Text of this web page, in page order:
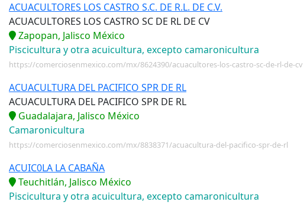
ACUACULTORES LOS CASTRO S.C. DE R.L. DE C.V.
ACUACULTORES LOS CASTRO SC DE RL DE CV
Zapopan, Jalisco México
Piscicultura y otra acuicultura, excepto camaronicultura
https://comerciosenmexico.com/mx/8624390/acuacultores-los-castro-sc-de-rl-de-cv
ACUACULTURA DEL PACIFICO SPR DE RL
ACUACULTURA DEL PACIFICO SPR DE RL
Guadalajara, Jalisco México
Camaronicultura
https://comerciosenmexico.com/mx/8838371/acuacultura-del-pacifico-spr-de-rl
ACUIC0LA LA CABAÑA
Teuchitlán, Jalisco México
Piscicultura y otra acuicultura, excepto camaronicultura